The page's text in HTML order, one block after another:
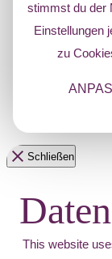
stimmst du der
Einstellungen
zu
Schließen
This website